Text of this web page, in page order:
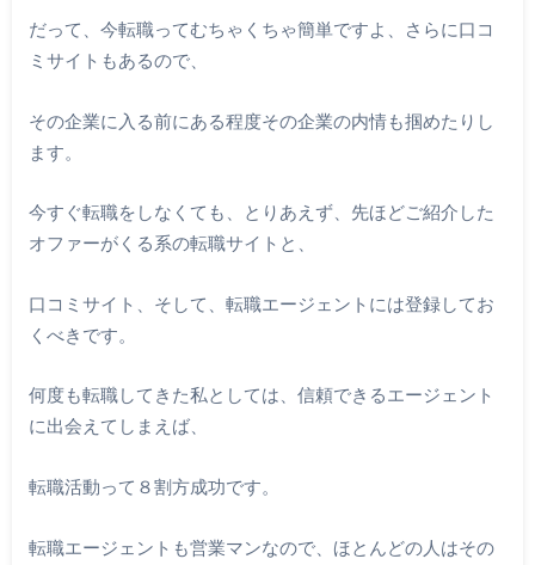
だって、今転職ってむちゃくちゃ簡単ですよ、さらに口コ
ミサイトもあるので、
その企業に入る前にある程度その企業の内情も掴めたりし
ます。
今すぐ転職をしなくても、とりあえず、先ほどご紹介した
オファーがくる系の転職サイトと、
口コミサイト、そして、転職エージェントには登録してお
くべきです。
何度も転職してきた私としては、信頼できるエージェント
に出会えてしまえば、
転職活動って８割方成功です。
転職エージェントも営業マンなので、ほとんどの人はその